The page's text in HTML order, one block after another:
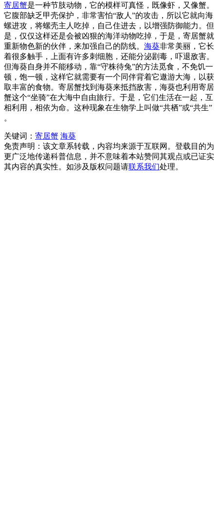
寄居蟹是一种节肢动物，它的模样可真怪，既像虾，又像蟹。
它腹部缺乏甲壳保护，非常害怕“敌人”的攻击，所以它就向海
螺进攻，将螺壳主人吃掉，自己住进去，以增强防御能力。但
是，仅仅这样还是会被凶狠的海洋动物吃掉，于是，寄居蟹就
重新物色新的伙伴，来加强自己的防线。 海葵非常美丽，它长
着很多触手，上面有许多刺细胞，还能分泌剧毒，吓退敌害。
但海葵自身并不能移动，靠“守株待兔”的方法觅食，不免饥一
顿，饱一顿，这样它就需要有一个同伴背着它遨游大海，以获
取丰富的食物。寄居蟹找到海葵来抵挡敌害，海葵也利用寄居
蟹这个“坐骑”在大海中自由旅行。于是，它们生活在一起，互
相利用，相依为命。这种现象在生物学上叫做“共栖”或“共生”
。
关键词： 寄居蟹 海葵
免责声明：该文章系转载，内容均来源于互联网。登载目的为
更广泛地传递科普信息，并不意味着本站赞同其观点或已证实
其内容的真实性。如涉及版权问题请联系我们处理。